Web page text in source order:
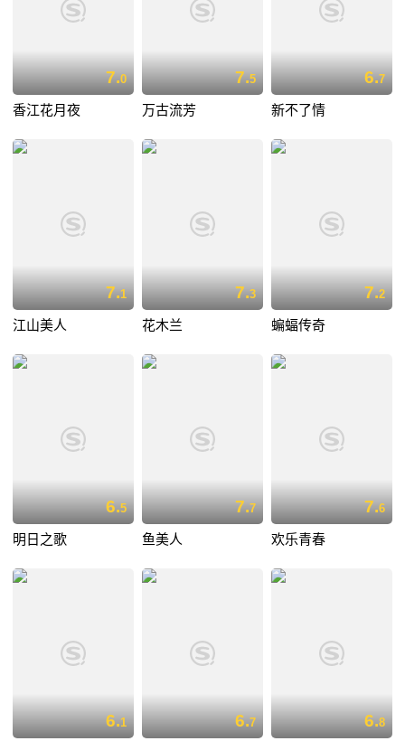
7.0
香江花月夜
7.5
万古流芳
6.7
新不了情
7.1
江山美人
7.3
花木兰
7.2
蝙蝠传奇
6.5
明日之歌
7.7
鱼美人
7.6
欢乐青春
6.1 6.7 6.8